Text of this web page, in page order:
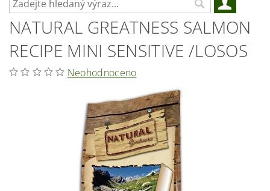
NATURAL GREATNESS SALMON
RECIPE MINI SENSITIVE /LOSOS
Neohodnoceno